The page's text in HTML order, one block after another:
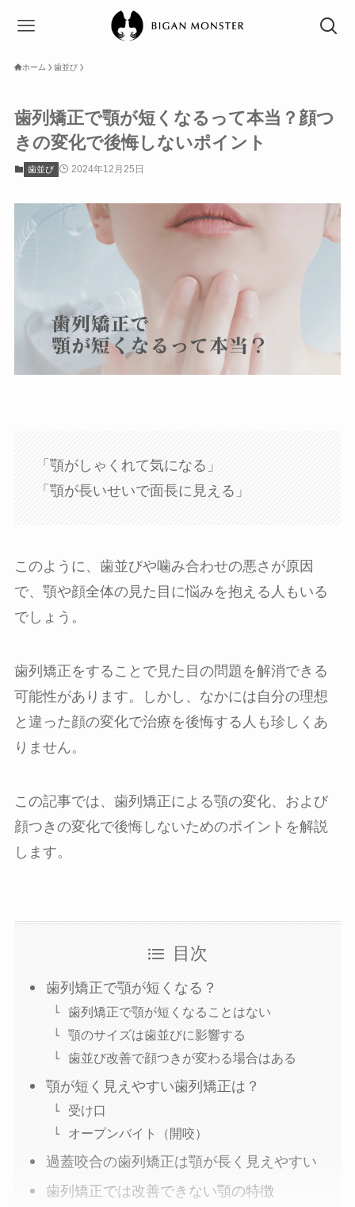
ホーム 歯並び
歯列矯正で顎が短くなるって本当？顔つ
きの変化で後悔しないポイント
歯並び 2024年12月25日
「顎がしゃくれて気になる」
「顎が長いせいで面長に見える」
このように、歯並びや噛み合わせの悪さが原因
で、顎や顔全体の見た目に悩みを抱える人もいる
でしょう。
歯列矯正をすることで見た目の問題を解消できる
可能性があります。しかし、なかには自分の理想
と違った顔の変化で治療を後悔する人も珍しくあ
りません。
この記事では、歯列矯正による顎の変化、および
顔つきの変化で後悔しないためのポイントを解説
します。
目次
歯列矯正で顎が短くなる？
歯列矯正で顎が短くなることはない
顎のサイズは歯並びに影響する
歯並び改善で顔つきが変わる場合はある
顎が短く見えやすい歯列矯正は？
受け口
オープンバイト（開咬）
過蓋咬合の歯列矯正は顎が長く見えやすい
歯列矯正では改善できない顎の特徴